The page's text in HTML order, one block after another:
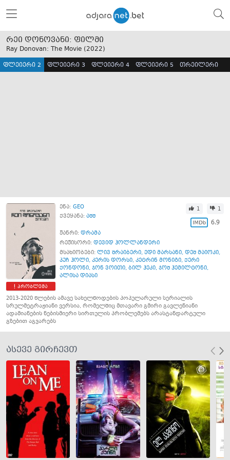
რეი დონოვანი: ფილმი
Ray Donovan: The Movie (2022)
ფლეიერი 2 ფლეიერი 3 ფლეიერი 4 ფლეიერი 5 თრეილერი
პრობლემა
ენა: GEO
ქვეყანა: აშშ
1 1
6.9
ჟანრი: დრამა
რეჟისორი: დევიდ ჰოლლანდერი
მსახიობები: ლივ შრაიბერი, ედი მარსანი, დეშ მაიოკი,
პუჩ ჰოლი, კერის დორსი, კეტრინ მონიგი, ქერი
ქონდონი, ჯონ ვოითი, ბილ ჰეკი, ჯოშ ჰემილტონი,
ალისა დიასი
2013-2020 წლების ამავე სახელწოდების პოპულარული სერიალის
სრულმეტრაჟიანი ვერსია, რომელშიც მთავარი გმირი გავლენიანი
ადამიანების ნებისმიერი სირთულის პრობლემებს არასტანდარტული
გზებით აგვარებს
ასევე გირჩევთ